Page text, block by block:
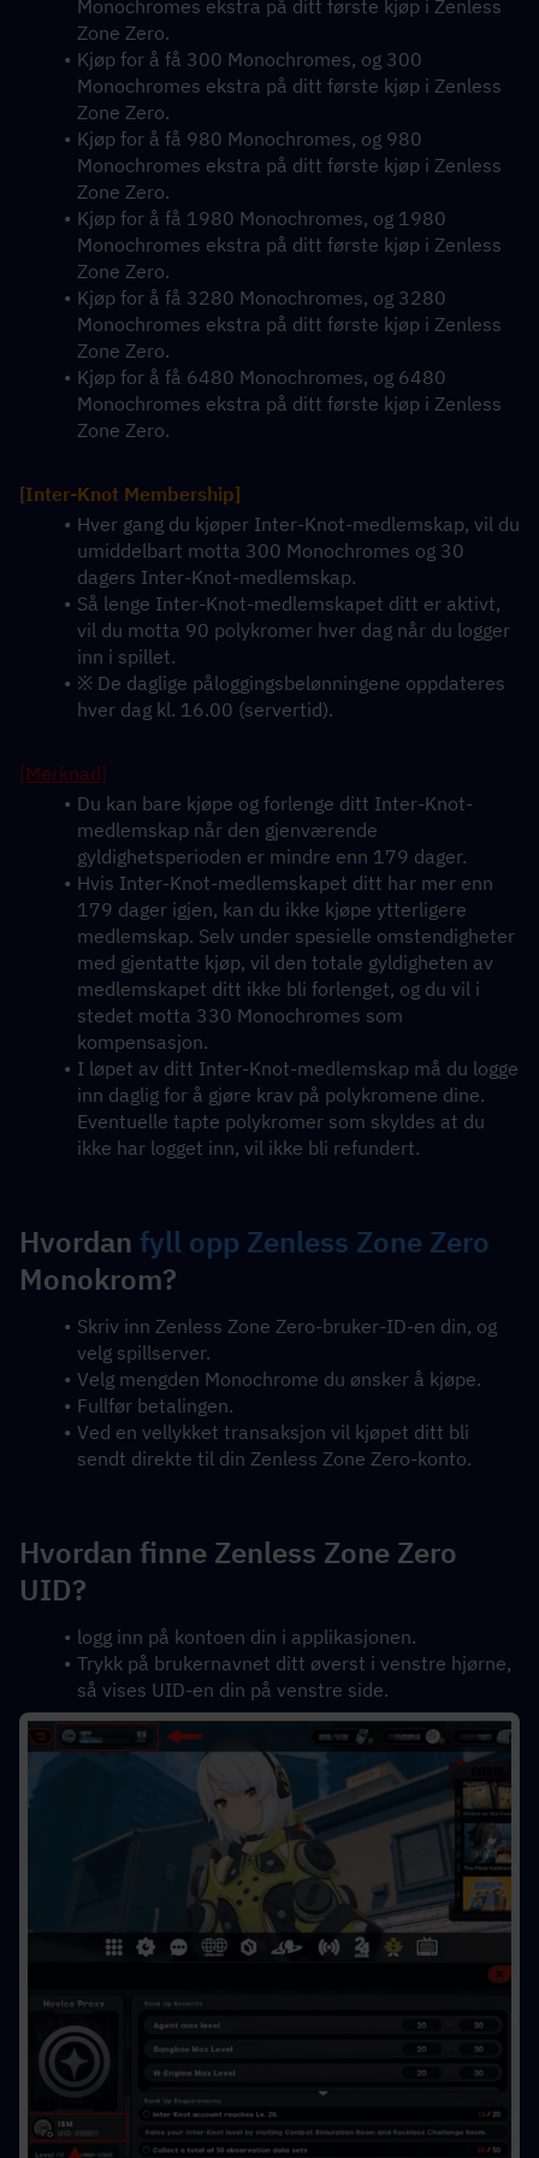
Monochromes ekstra på ditt første kjøp i Zenless
Zone Zero.
Kjøp for å få 300 Monochromes, og 300
Monochromes ekstra på ditt første kjøp i Zenless
Zone Zero.
Kjøp for å få 980 Monochromes, og 980
Monochromes ekstra på ditt første kjøp i Zenless
Zone Zero.
Kjøp for å få 1980 Monochromes, og 1980
Monochromes ekstra på ditt første kjøp i Zenless
Zone Zero.
Kjøp for å få 3280 Monochromes, og 3280
Monochromes ekstra på ditt første kjøp i Zenless
Zone Zero.
Kjøp for å få 6480 Monochromes, og 6480
Monochromes ekstra på ditt første kjøp i Zenless
Zone Zero.
[Inter-Knot Membership]
Hver gang du kjøper Inter-Knot-medlemskap, vil du
umiddelbart motta 300 Monochromes og 30
dagers Inter-Knot-medlemskap.
Så lenge Inter-Knot-medlemskapet ditt er aktivt,
vil du motta 90 polykromer hver dag når du logger
inn i spillet.
※ De daglige påloggingsbelønningene oppdateres
hver dag kl. 16.00 (servertid).
[Merknad]
Du kan bare kjøpe og forlenge ditt Inter-Knot-
medlemskap når den gjenværende
gyldighetsperioden er mindre enn 179 dager.
Hvis Inter-Knot-medlemskapet ditt har mer enn
179 dager igjen, kan du ikke kjøpe ytterligere
medlemskap. Selv under spesielle omstendigheter
med gjentatte kjøp, vil den totale gyldigheten av
medlemskapet ditt ikke bli forlenget, og du vil i
stedet motta 330 Monochromes som
kompensasjon.
I løpet av ditt Inter-Knot-medlemskap må du logge
inn daglig for å gjøre krav på polykromene dine.
Eventuelle tapte polykromer som skyldes at du
ikke har logget inn, vil ikke bli refundert.
Hvordan fyll opp Zenless Zone Zero
Monokrom?
Skriv inn Zenless Zone Zero-bruker-ID-en din, og
velg spillserver.
Velg mengden Monochrome du ønsker å kjøpe.
Fullfør betalingen.
Ved en vellykket transaksjon vil kjøpet ditt bli
sendt direkte til din Zenless Zone Zero-konto.
Hvordan finne Zenless Zone Zero
UID?
logg inn på kontoen din i applikasjonen.
Trykk på brukernavnet ditt øverst i venstre hjørne,
så vises UID-en din på venstre side.